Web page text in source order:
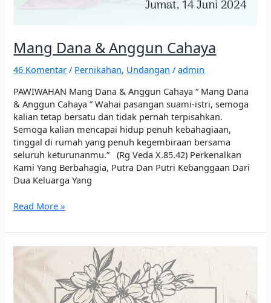
Mang Dana & Anggun Cahaya
46 Komentar / Pernikahan, Undangan /admin
PAWIWAHAN Mang Dana & Anggun Cahaya “ Mang Dana
& Anggun Cahaya ” Wahai pasangan suami-istri, semoga
kalian tetap bersatu dan tidak pernah terpisahkan.
Semoga kalian mencapai hidup penuh kebahagiaan,
tinggal di rumah yang penuh kegembiraan bersama
seluruh keturunanmu.” (Rg Veda X.85.42) Perkenalkan
Kami Yang Berbahagia, Putra Dan Putri Kebanggaan Dari
Dua Keluarga Yang
Read More »
Mepandes
Ngurah